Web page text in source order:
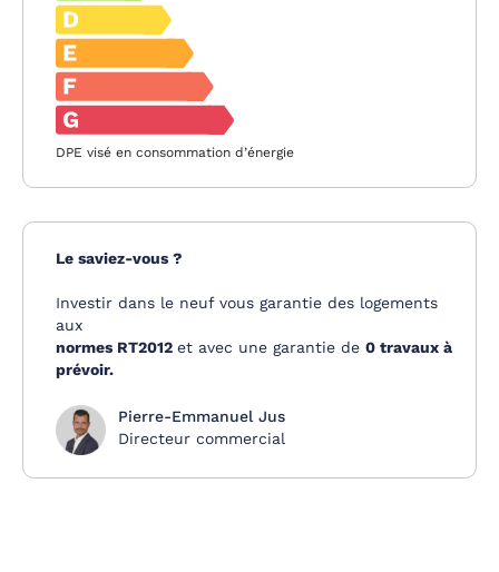
DPE visé en consommation d’énergie
Le saviez-vous ?
Investir dans le neuf vous garantie des logements
aux
normes RT2012 et avec une garantie de 0 travaux à
prévoir.
Pierre-Emmanuel Jus
Directeur commercial